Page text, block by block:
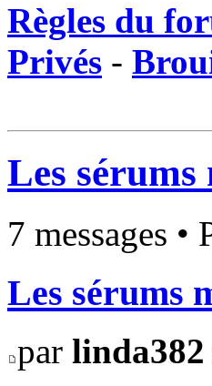
Règles du
Privés -
Les sérums
7 messages •
Les sérums
par linda382